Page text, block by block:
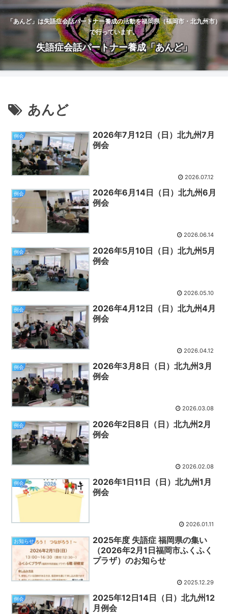
「あんど」は失語症会話パートナー養成の活動を福岡県（福岡市・北九州市）
で行っています。
失語症会話パートナー養成「あんど」
あんど
例会
2026年7月12日（日）北九州7月
例会
2026.07.12
例会
2026年6月14日（日）北九州6月
例会
2026.06.14
例会
2026年5月10日（日）北九州5月
例会
2026.05.10
例会
2026年4月12日（日）北九州4月
例会
2026.04.12
例会
2026年3月8日（日）北九州3月
例会
2026.03.08
例会
2026年2日8日（日）北九州2月
例会
2026.02.08
例会
2026年1日11日（日）北九州1月
例会
2026.01.11
お知らせ
2025年度 失語症 福岡県の集い
（2026年2月1日福岡市ふくふく
プラザ）のお知らせ
2025.12.29
例会
2025年12日14日（日）北九州12
月例会